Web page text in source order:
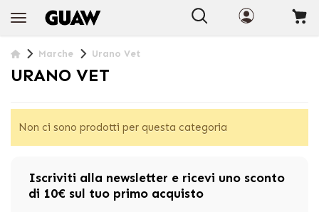
Marche Urano Vet
URANO VET
Non ci sono prodotti per questa categoria
Iscriviti alla newsletter e ricevi uno sconto
di 10€ sul tuo primo acquisto